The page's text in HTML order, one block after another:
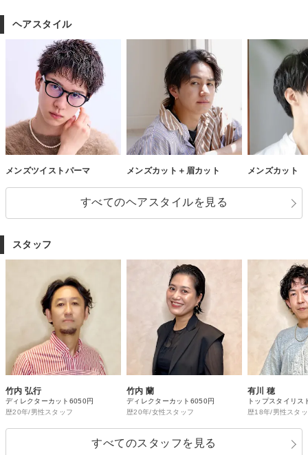
ヘアスタイル
メンズツイストパーマ メンズカット＋眉カット メンズカット
すべてのヘアスタイルを見る
スタッフ
竹内 弘行
ディレクターカット6050円
歴20年/男性スタッフ
竹内 蘭
ディレクターカット6050円
歴20年/女性スタッフ
有川 穂
トップスタイリ
歴18年/男性スタ
すべてのスタッフを見る